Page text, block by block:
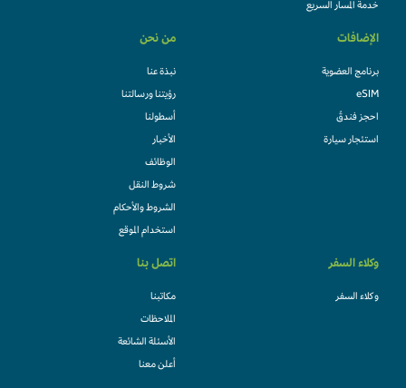
خدمة المسار السريع
الإضافات
برنامج العضوية
eSIM
احجز فندقً
استئجار سيارة
من نحن
نبذة عنا
رؤيتنا ورسالتنا
أسطولنا
الأخبار
الوظائف
شروط النقل
الشروط والأحكام
استخدام الموقع
وكلاء السفر
وكلاء السفر
اتصل بنا
مكاتبنا
الملاحظات
الأسئلة الشائعة
أعلن معنا